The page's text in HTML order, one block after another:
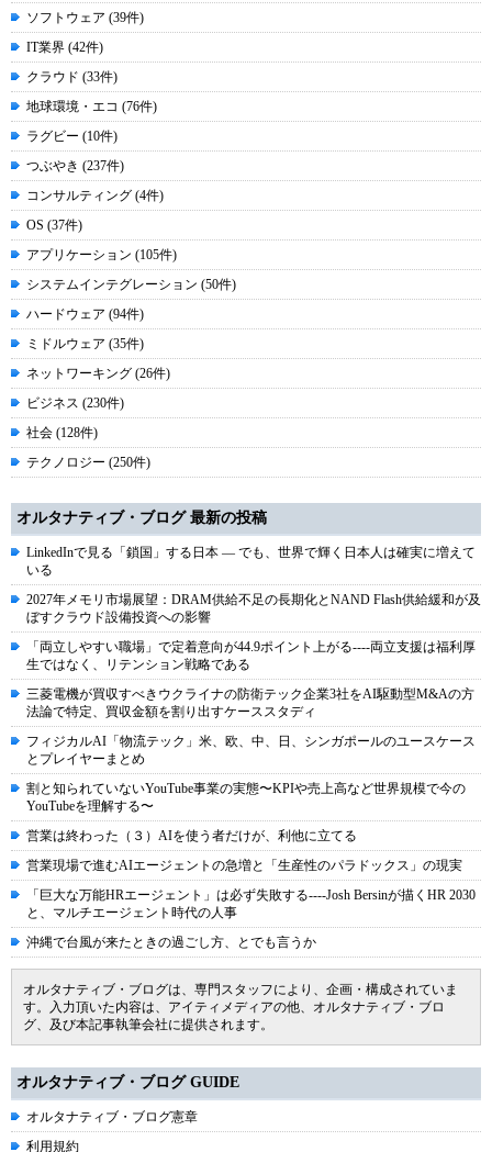
ソフトウェア (39件)
IT業界 (42件)
クラウド (33件)
地球環境・エコ (76件)
ラグビー (10件)
つぶやき (237件)
コンサルティング (4件)
OS (37件)
アプリケーション (105件)
システムインテグレーション (50件)
ハードウェア (94件)
ミドルウェア (35件)
ネットワーキング (26件)
ビジネス (230件)
社会 (128件)
テクノロジー (250件)
オルタナティブ・ブログ 最新の投稿
LinkedInで見る「鎖国」する日本 ― でも、世界で輝く日本人は確実に増えて
いる
2027年メモリ市場展望：DRAM供給不足の長期化とNAND Flash供給緩和が及
ぼすクラウド設備投資への影響
「両立しやすい職場」で定着意向が44.9ポイント上がる----両立支援は福利厚
生ではなく、リテンション戦略である
三菱電機が買収すべきウクライナの防衛テック企業3社をAI駆動型M&Aの方
法論で特定、買収金額を割り出すケーススタディ
フィジカルAI「物流テック」米、欧、中、日、シンガポールのユースケース
とプレイヤーまとめ
割と知られていないYouTube事業の実態〜KPIや売上高など世界規模で今の
YouTubeを理解する〜
営業は終わった（３）AIを使う者だけが、利他に立てる
営業現場で進むAIエージェントの急増と「生産性のパラドックス」の現実
「巨大な万能HRエージェント」は必ず失敗する----Josh Bersinが描くHR 2030
と、マルチエージェント時代の人事
沖縄で台風が来たときの過ごし方、とでも言うか
オルタナティブ・ブログは、専門スタッフにより、企画・構成されていま
す。入力頂いた内容は、アイティメディアの他、オルタナティブ・ブロ
グ、及び本記事執筆会社に提供されます。
オルタナティブ・ブログ GUIDE
オルタナティブ・ブログ憲章
利用規約